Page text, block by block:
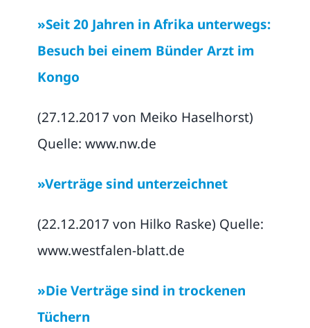
»Seit 20 Jahren in Afrika unterwegs:
Besuch bei einem Bünder Arzt im
Kongo
(27.12.2017 von Meiko Haselhorst)
Quelle: www.nw.de
»Verträge sind unterzeichnet
(22.12.2017 von Hilko Raske) Quelle:
www.westfalen-blatt.de
»Die Verträge sind in trockenen
Tüchern